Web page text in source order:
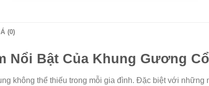
(0)
Nổi Bật Của Khung Gương
không thể thiếu trong mỗi gia đình. Đặc biệt với